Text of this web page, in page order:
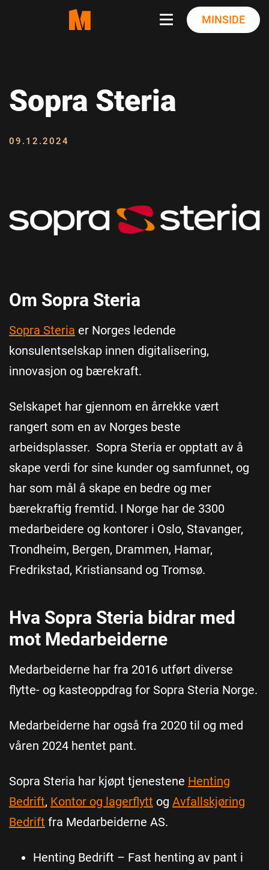
MINSIDE
Sopra Steria
09.12.2024
Om Sopra Steria
Sopra Steria er Norges ledende
konsulentselskap innen digitalisering,
innovasjon og bærekraft.
Selskapet har gjennom en årrekke vært
rangert som en av Norges beste
arbeidsplasser. Sopra Steria er opptatt av å
skape verdi for sine kunder og samfunnet, og
har som mål å skape en bedre og mer
bærekraftig fremtid. I Norge har de 3300
medarbeidere og kontorer i Oslo, Stavanger,
Trondheim, Bergen, Drammen, Hamar,
Fredrikstad, Kristiansand og Tromsø.
Hva Sopra Steria bidrar med
mot Medarbeiderne
Medarbeiderne har fra 2016 utført diverse
flytte- og kasteoppdrag for Sopra Steria Norge.
Medarbeiderne har også fra 2020 til og med
våren 2024 hentet pant.
Sopra Steria har kjøpt tjenestene Henting
Bedrift, Kontor og lagerflytt og Avfallskjøring
Bedrift fra Medarbeiderne AS.
Henting Bedrift – Fast henting av pant i